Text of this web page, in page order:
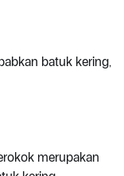
batuk kering,
merupakan